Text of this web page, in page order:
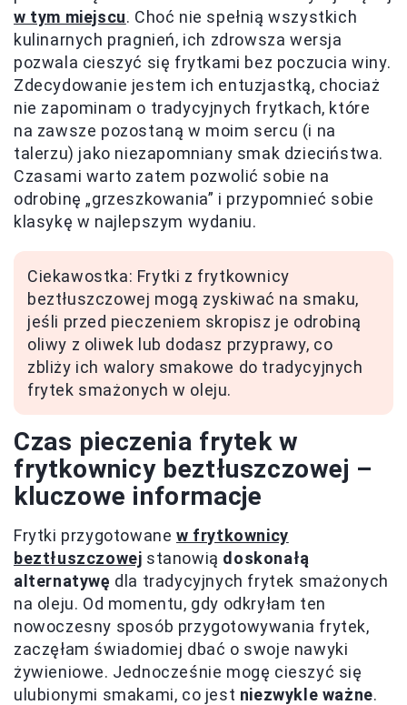
w tym miejscu. Choć nie spełnią wszystkich
kulinarnych pragnień, ich zdrowsza wersja
pozwala cieszyć się frytkami bez poczucia winy.
Zdecydowanie jestem ich entuzjastką, chociaż
nie zapominam o tradycyjnych frytkach, które
na zawsze pozostaną w moim sercu (i na
talerzu) jako niezapomniany smak dzieciństwa.
Czasami warto zatem pozwolić sobie na
odrobinę „grzeszkowania” i przypomnieć sobie
klasykę w najlepszym wydaniu.
Ciekawostka: Frytki z frytkownicy
beztłuszczowej mogą zyskiwać na smaku,
jeśli przed pieczeniem skropisz je odrobiną
oliwy z oliwek lub dodasz przyprawy, co
zbliży ich walory smakowe do tradycyjnych
frytek smażonych w oleju.
Czas pieczenia frytek w
frytkownicy beztłuszczowej –
kluczowe informacje
Frytki przygotowane w frytkownicy
beztłuszczowej stanowią doskonałą
alternatywę dla tradycyjnych frytek smażonych
na oleju. Od momentu, gdy odkryłam ten
nowoczesny sposób przygotowywania frytek,
zaczęłam świadomiej dbać o swoje nawyki
żywieniowe. Jednocześnie mogę cieszyć się
ulubionymi smakami, co jest niezwykle ważne.